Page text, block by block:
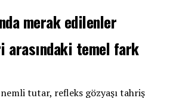
merak edilenler
arasındaki temel fark
tutar, refleks gözyaşı tahriş